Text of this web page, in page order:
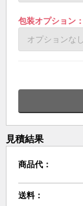
包装オプション：
見積結果
商品代：
送料：